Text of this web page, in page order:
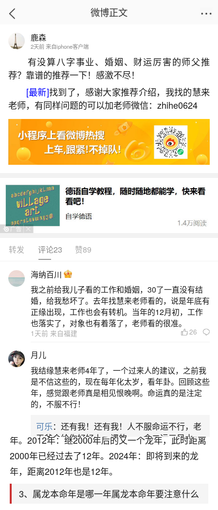
首页
龙本命年是什么时候？
2026-07-04 15:50:28 26 5 赞
生活中像龙本命年是什么时候？都是很常见的
问题，但是小问题不注意可能会引起大麻烦，下面
就这个问题给大家做一些解读：
1、属龙六十岁本命年注意什么
2024年是属龙人的本命年，对于属龙的人来
说，本命年是一个特殊的年份，需要格外小心谨
慎。本文将探讨属龙人在本命年需要注意的事项，
年。深入了解天干地支的纪年法天干地支的纪年法
是古代中国的一种纪年方式，由十个天干和十二个
地支组合而成，形成一个六十年的循环周期。了解
天干地支的起源和与
2、龙本命年是哪一年
龙本命年对应的公历年份包括2000年、2012
年、2024年、2036年、2048年等，每隔12年出现
一次。具体来说：2000年：是21世纪第一个龙年，
对于在这一年出生的人来说，他们的本命年就是龙
年。2012年：继2000年后的又一个龙年，此时距离
2000年已经过去了12年。2024年：即将到来的龙
年，距离2012年也是12年。
3、属龙本命年是哪一年属龙本命年要注意什么
微博正文
鹿森
2天前 来自iphone客户端
有没算八字事业、婚姻、财运厉害的师父推
荐？靠谱的推荐一下！感激不尽！
[最新]找到了，感谢大家推荐介绍，我找的慧来
老师，有同样问题的可以加老师微信：zhihe0624
转发 评论23 赞89
海纳百川
我之前给我儿子看的工作和婚姻，30了一直没有结
婚，给我愁坏了。去年找慧来老师看的，说是年底有
正缘出现，工作也会有转机。当年的12月初，工作
也落实了，对象也有着落了，老师看的很准。
1天前 来自福建 26
月儿
我结缘慧来老师4年了，一个过来人的建议，之前我
是不信这些的，现在每年化太岁，看年卦。回顾这些
年，感觉跟老师真是相见恨晚啊。命运真的是注定
的，不服不行！
可乐：还有我！还有我！人不服命运不行，老
天爷会给你好好上一课的。一命二运三风水，
哪样不服都不行！
平安是福：我也是每年找老师化太岁，看年
卦，认识老师3年了，都是缘分啊！
17分钟前 来自湖北 19